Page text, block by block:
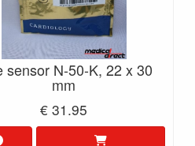
sensor N-50-K, 22 x 30
mm
€ 31.95